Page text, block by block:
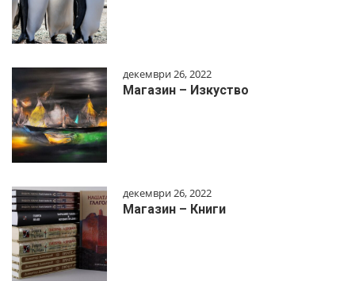
декември 26, 2022
Магазин – Изкуство
декември 26, 2022
Магазин – Книги